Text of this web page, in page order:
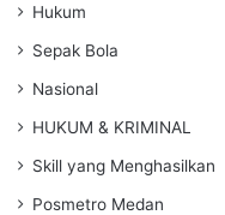
Hukum
Sepak Bola
Nasional
HUKUM & KRIMINAL
Skill yang Menghasilkan
Posmetro Medan